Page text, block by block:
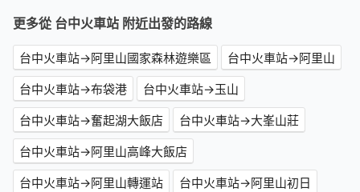
更多從 台中火車站 附近出發的路線
台中火車站→阿里山國家森林遊樂區
台中火車站→阿里山
台中火車站→布袋港
台中火車站→玉山
台中火車站→奮起湖大飯店
台中火車站→大峯山莊
台中火車站→阿里山高峰大飯店
台中火車站→阿里山轉運站
台中火車站→阿里山初日